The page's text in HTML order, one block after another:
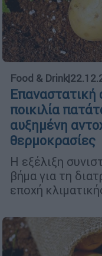
Food & Drink|
ποικιλία
αυξημένη
θερμοκρασίες
Η εξέλιξη
βήμα για τη
εποχή